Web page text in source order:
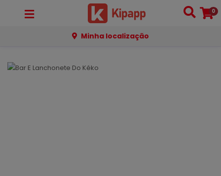
0
Minha localização